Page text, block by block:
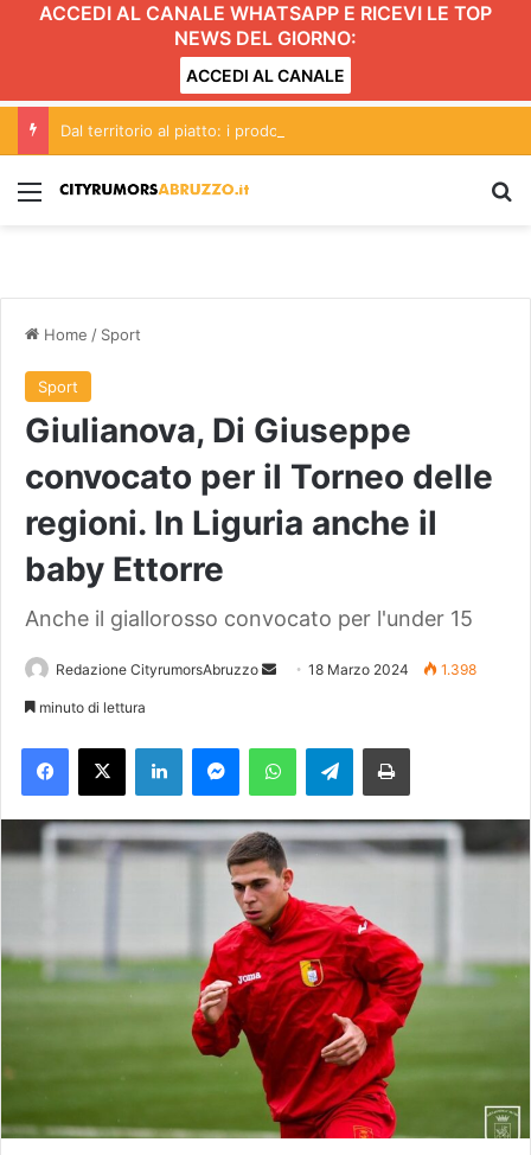
ACCEDI AL CANALE WHATSAPP E RICEVI LE TOP
NEWS DEL GIORNO:
ACCEDI AL CANALE
Menu
Home / Sport
Sport
Giulianova, Di Giuseppe
convocato per il Torneo delle
regioni. In Liguria anche il
baby Ettorre
Anche il giallorosso convocato per l'under 15
Redazione CityrumorsAbruzzo
a
n
'
e
m
a
i
l
18 Marzo 2024 1.398
minuto di lettura
Telegram